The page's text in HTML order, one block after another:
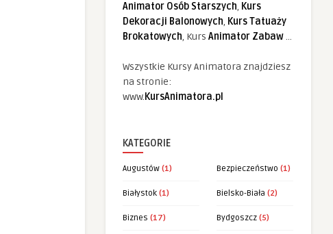
Animator Osób Starszych, Kurs
Dekoracji Balonowych, Kurs Tatuaży
Brokatowych, Kurs Animator Zabaw...
Wszystkie Kursy Animatora znajdziesz
na stronie:
www.KursAnimatora.pl
KATEGORIE
Augustów (1) Bezpieczeństwo (1)
Białystok (1) Bielsko-Biała (2)
Biznes (17) Bydgoszcz (5)